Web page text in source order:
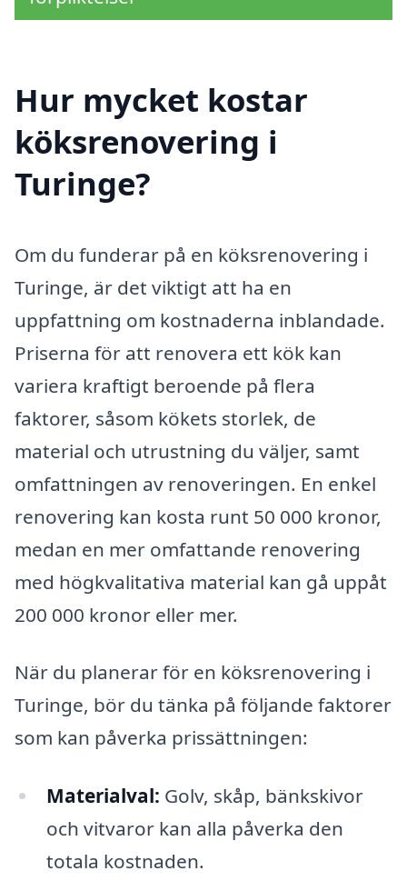
Hur mycket kostar
köksrenovering i
Turinge?
Om du funderar på en köksrenovering i
Turinge, är det viktigt att ha en
uppfattning om kostnaderna inblandade.
Priserna för att renovera ett kök kan
variera kraftigt beroende på flera
faktorer, såsom kökets storlek, de
material och utrustning du väljer, samt
omfattningen av renoveringen. En enkel
renovering kan kosta runt 50 000 kronor,
medan en mer omfattande renovering
med högkvalitativa material kan gå uppåt
200 000 kronor eller mer.
När du planerar för en köksrenovering i
Turinge, bör du tänka på följande faktorer
som kan påverka prissättningen:
Materialval: Golv, skåp, bänkskivor
och vitvaror kan alla påverka den
totala kostnaden.